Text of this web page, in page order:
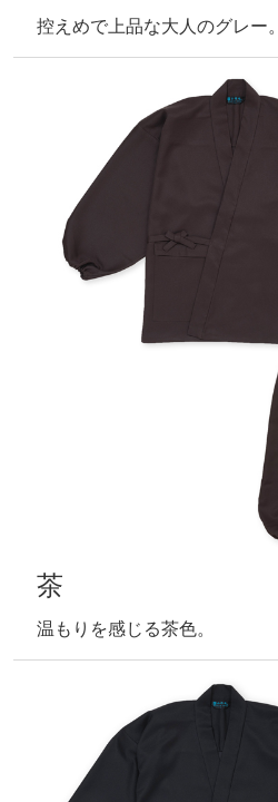
控えめで上品な大人のグレー。
茶
温もりを感じる茶色。